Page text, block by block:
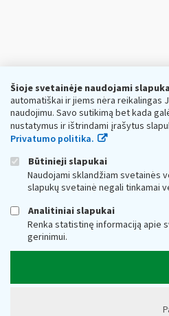
Šioje svetainėje naudojami
automatiškai ir jiems nėra reikalingas
naudojimu. Savo sutikimą bet kada
nustatymus ir ištrindami įrašytus
Privatumo politika.
Būtinieji slapukai
Naudojami sklandžiam svetainės
slapukų svetainė negali tinkamai
Analitiniai slapukai
Renka statistinę informaciją apie
gerinimui.